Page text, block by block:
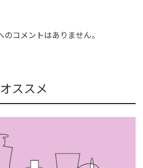
のコメントはありません。
ススメ